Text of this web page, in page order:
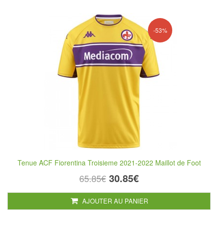
-53%
Tenue ACF Fiorentina Troisieme 2021-2022 Maillot de Foot
65.85€ 30.85€
AJOUTER AU PANIER